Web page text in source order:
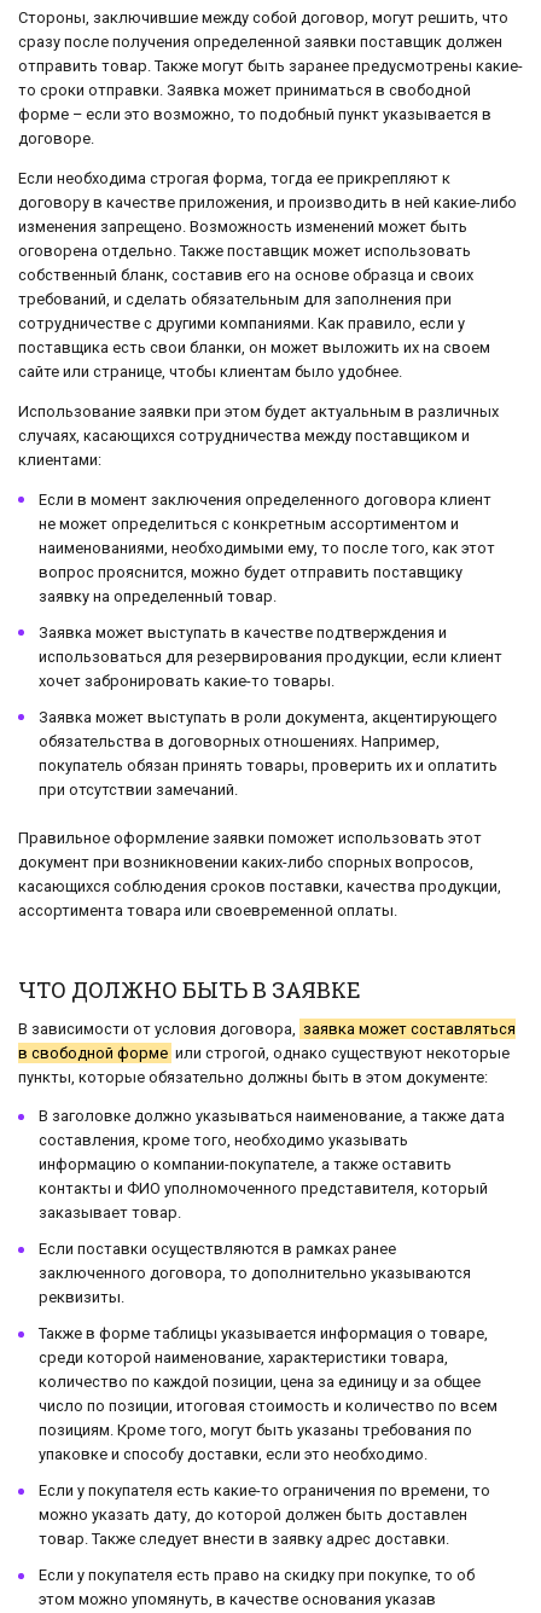
Стороны, заключившие между собой договор, могут решить, что
сразу после получения определенной заявки поставщик должен
отправить товар. Также могут быть заранее предусмотрены какие-
то сроки отправки. Заявка может приниматься в свободной
форме – если это возможно, то подобный пункт указывается в
договоре.
Если необходима строгая форма, тогда ее прикрепляют к
договору в качестве приложения, и производить в ней какие-либо
изменения запрещено. Возможность изменений может быть
оговорена отдельно. Также поставщик может использовать
собственный бланк, составив его на основе образца и своих
требований, и сделать обязательным для заполнения при
сотрудничестве с другими компаниями. Как правило, если у
поставщика есть свои бланки, он может выложить их на своем
сайте или странице, чтобы клиентам было удобнее.
Использование заявки при этом будет актуальным в различных
случаях, касающихся сотрудничества между поставщиком и
клиентами:
Если в момент заключения определенного договора клиент
не может определиться с конкретным ассортиментом и
наименованиями, необходимыми ему, то после того, как этот
вопрос прояснится, можно будет отправить поставщику
заявку на определенный товар.
Заявка может выступать в качестве подтверждения и
использоваться для резервирования продукции, если клиент
хочет забронировать какие-то товары.
Заявка может выступать в роли документа, акцентирующего
обязательства в договорных отношениях. Например,
покупатель обязан принять товары, проверить их и оплатить
при отсутствии замечаний.
Правильное оформление заявки поможет использовать этот
документ при возникновении каких-либо спорных вопросов,
касающихся соблюдения сроков поставки, качества продукции,
ассортимента товара или своевременной оплаты.
ЧТО ДОЛЖНО БЫТЬ В ЗАЯВКЕ
В зависимости от условия договора,
заявка может составляться
в свободной форме или строгой, однако существуют некоторые
пункты, которые обязательно должны быть в этом документе:
В заголовке должно указываться наименование, а также дата
составления, кроме того, необходимо указывать
информацию о компании-покупателе, а также оставить
контакты и ФИО уполномоченного представителя, который
заказывает товар.
Если поставки осуществляются в рамках ранее
заключенного договора, то дополнительно указываются
реквизиты.
Также в форме таблицы указывается информация о товаре,
среди которой наименование, характеристики товара,
количество по каждой позиции, цена за единицу и за общее
число по позиции, итоговая стоимость и количество по всем
позициям. Кроме того, могут быть указаны требования по
упаковке и способу доставки, если это необходимо.
Если у покупателя есть какие-то ограничения по времени, то
можно указать дату, до которой должен быть доставлен
товар. Также следует внести в заявку адрес доставки.
Если у покупателя есть право на скидку при покупке, то об
этом можно упомянуть, в качестве основания указав